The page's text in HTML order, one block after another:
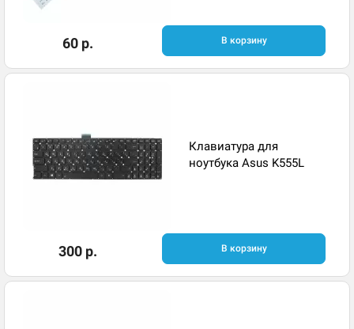
60 р. В корзину
Клавиатура для
ноутбука Asus K555L
300 р. В корзину